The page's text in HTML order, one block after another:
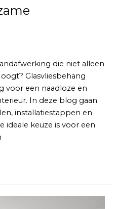
die niet alleen
Glasvliesbehang
voor een naadloze en
In deze blog gaan
installatiestappen en
ideale keuze is voor een